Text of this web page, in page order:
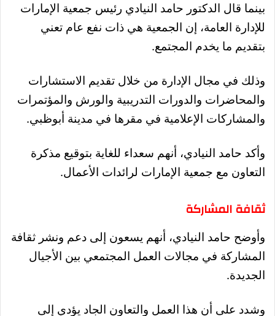
بينما قال الدكتور حامد النيادي رئيس جمعية الإمارات
للإدارة العامة، إن الجمعية هي ذات نفع عام تعني
بتقديم ما يخدم المجتمع.
وذلك في مجال الإدارة من خلال تقديم الاستشارات
والمحاضرات والدورات التدريبية والورش والمؤتمرات
والمشاركات الإعلامية في مقرها في مدينة أبوظبي.
وأكد حامد النيادي، أنهم سعداء للغاية بتوقيع مذكرة
التعاون مع جمعية الإمارات لرائدات الأعمال.
ثقافة المشاركة
وأوضح حامد النيادي، أنهم يسعون إلى دعم ونشر ثقافة
المشاركة في مجالات العمل المجتمعي بين الأجيال
الجديدة.
وشدد على أن هذا العمل والتعاون الجاد يؤدي إلى